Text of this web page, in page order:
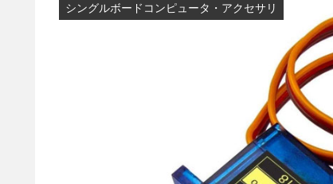
シングルボードコンピュータ・アクセサリ